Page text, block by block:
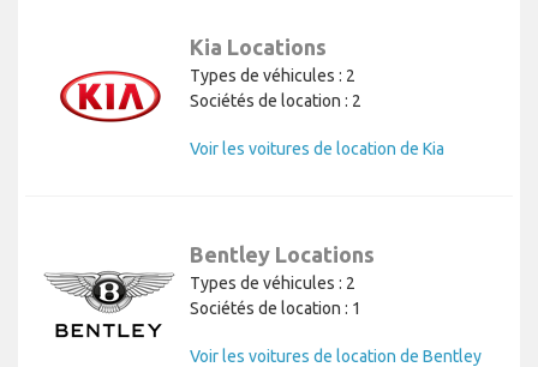
Kia Locations
Types de véhicules : 2
Sociétés de location : 2
Voir les voitures de location de Kia
Bentley Locations
Types de véhicules : 2
Sociétés de location : 1
Voir les voitures de location de Bentley